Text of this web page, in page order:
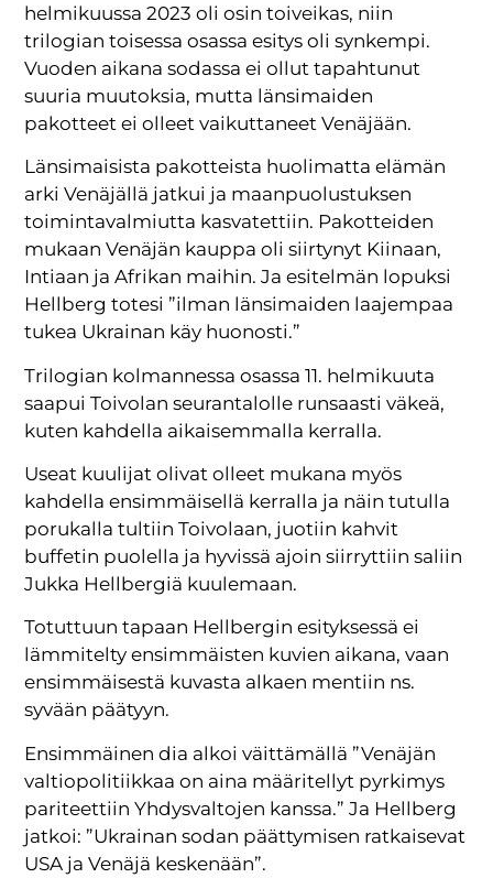
helmikuussa 2023 oli osin toiveikas, niin
trilogian toisessa osassa esitys oli synkempi.
Vuoden aikana sodassa ei ollut tapahtunut
suuria muutoksia, mutta länsimaiden
pakotteet ei olleet vaikuttaneet Venäjään.
Länsimaisista pakotteista huolimatta elämän
arki Venäjällä jatkui ja maanpuolustuksen
toimintavalmiutta kasvatettiin. Pakotteiden
mukaan Venäjän kauppa oli siirtynyt Kiinaan,
Intiaan ja Afrikan maihin. Ja esitelmän lopuksi
Hellberg totesi ”ilman länsimaiden laajempaa
tukea Ukrainan käy huonosti.”
Trilogian kolmannessa osassa 11. helmikuuta
saapui Toivolan seurantalolle runsaasti väkeä,
kuten kahdella aikaisemmalla kerralla.
Useat kuulijat olivat olleet mukana myös
kahdella ensimmäisellä kerralla ja näin tutulla
porukalla tultiin Toivolaan, juotiin kahvit
buffetin puolella ja hyvissä ajoin siirryttiin saliin
Jukka Hellbergiä kuulemaan.
Totuttuun tapaan Hellbergin esityksessä ei
lämmitelty ensimmäisten kuvien aikana, vaan
ensimmäisestä kuvasta alkaen mentiin ns.
syvään päätyyn.
Ensimmäinen dia alkoi väittämällä ”Venäjän
valtiopolitiikkaa on aina määritellyt pyrkimys
pariteettiin Yhdysvaltojen kanssa.” Ja Hellberg
jatkoi: ”Ukrainan sodan päättymisen ratkaisevat
USA ja Venäjä keskenään”.